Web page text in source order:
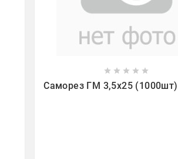
    
Саморез ГМ 3,5х25 (1000шт)